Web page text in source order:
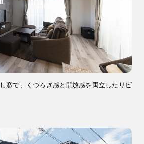
窓で、くつろぎ感と開放感を両立したリビ
コラム スタッフ紹介
リフォーム・
リノベーション